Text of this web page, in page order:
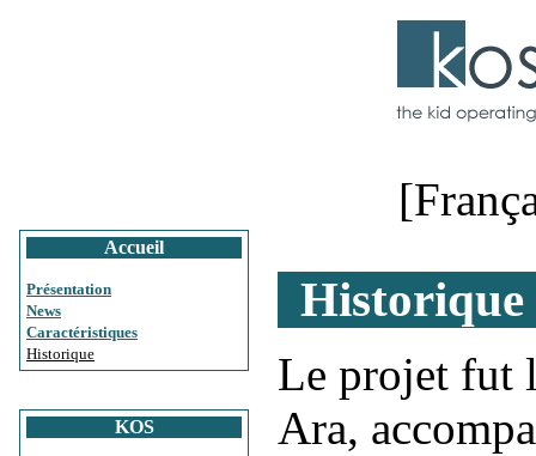
Accueil
Présentation
News
Caractéristiques
Historique
KOS
Historique
Le projet fut
Ara,